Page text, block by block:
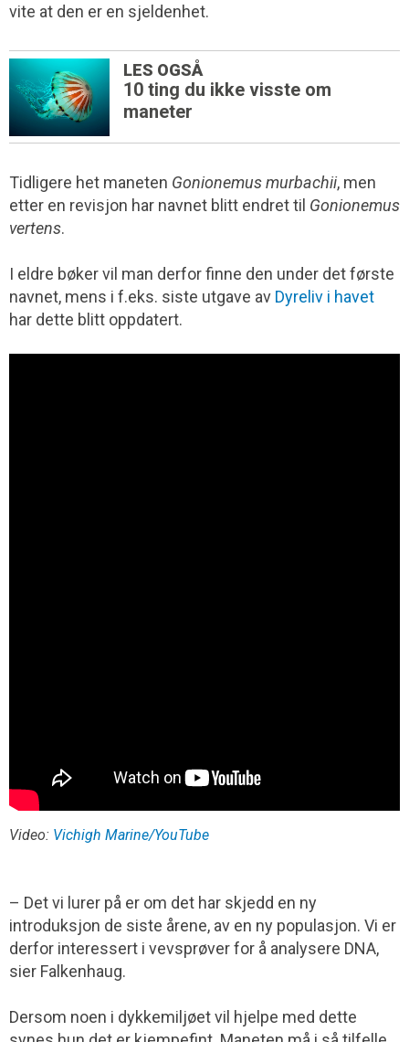
vite at den er en sjeldenhet.
LES OGSÅ
10 ting du ikke visste om
maneter
Tidligere het maneten Gonionemus murbachii, men
etter en revisjon har navnet blitt endret til Gonionemus
vertens.
I eldre bøker vil man derfor finne den under det første
navnet, mens i f.eks. siste utgave av Dyreliv i havet
har dette blitt oppdatert.
Video: Vichigh Marine/YouTube
– Det vi lurer på er om det har skjedd en ny
introduksjon de siste årene, av en ny populasjon. Vi er
derfor interessert i vevsprøver for å analysere DNA,
sier Falkenhaug.
Dersom noen i dykkemiljøet vil hjelpe med dette